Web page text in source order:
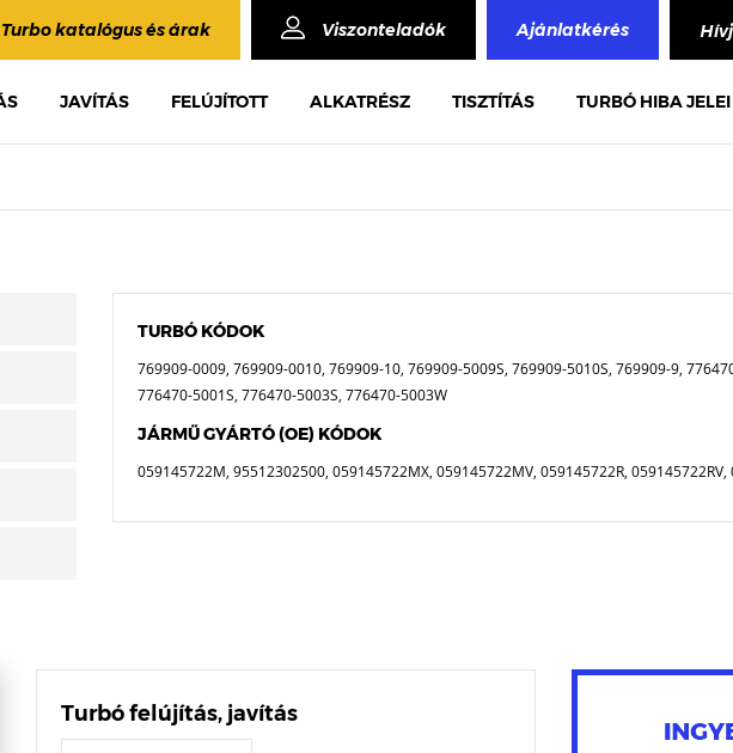
Turbo katalógus és árak Viszonteladók Ajánlatkérés
JAVÍTÁS FELÚJÍTOTT ALKATRÉSZ TISZTÍTÁS TURBÓ HIBA JELEI
TURBÓ KÓDOK
769909-0009, 769909-0010, 769909-10, 769909-5009S, 769909-5010S, 769909-9,
776470-5001S, 776470-5003S, 776470-5003W
JÁRMŰ GYÁRTÓ (OE) KÓDOK
059145722M, 95512302500, 059145722MX, 059145722MV, 059145722R, 059145722RV,
Turbó felújítás, javítás